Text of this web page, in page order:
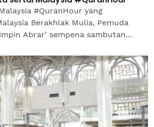
#QuranHour yang
Berakhlak Mulia, Pemuda
Abrar' sempena sambutan
di 200...